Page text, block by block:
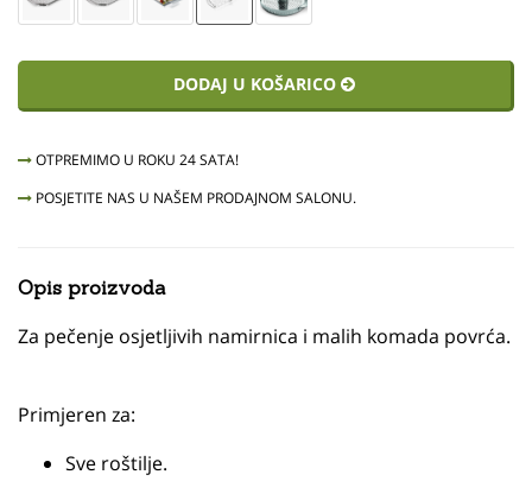
DODAJ U KOŠARICO
OTPREMIMO U ROKU 24 SATA!
POSJETITE NAS U NAŠEM PRODAJNOM SALONU.
Opis proizvoda
Za pečenje osjetljivih namirnica i malih komada povrća.
Primjeren za:
Sve roštilje.